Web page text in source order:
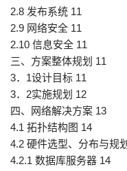
2.8 发布系统 11
2.9 网络安全 11
2.10 信息安全 11
三、方案整体规划 11
3．1设计目标 11
3．2实施规划 12
四、网络解决方案 13
4.1 拓扑结构图 14
4.2 硬件选型、分布与规
4.2.1 数据库服务器 14